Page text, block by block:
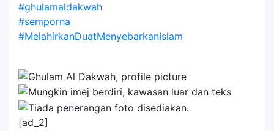
#ghulamaldakwah
#semporna
#MelahirkanDuatMenyebarkanIslam
[ad_2]